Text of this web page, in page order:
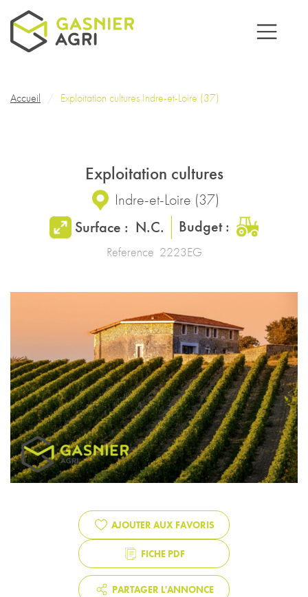
Aller au contenu principal
Fil d'Ariane
Accueil Exploitation cultures Indre-et-Loire (37)
Exploitation cultures
Indre-et-Loire (37)
Surface : N.C. Budget :
Reference 2223EG
AJOUTER AUX FAVORIS
FICHE PDF
PARTAGER L'ANNONCE